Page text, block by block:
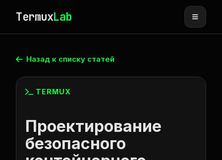
TermuxLab
Назад к списку статей
TERMUX
Проектирование
безопасного